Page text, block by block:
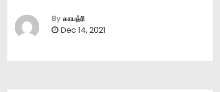
By காயத்ரி
Dec 14, 2021